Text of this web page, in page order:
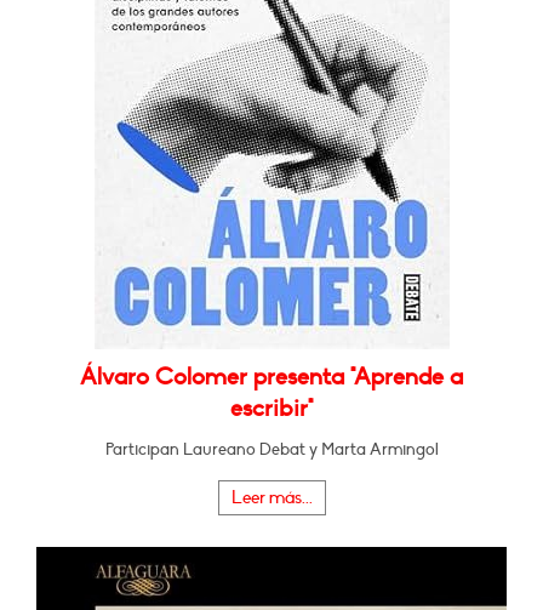
Álvaro Colomer presenta "Aprende a
escribir"
Participan Laureano Debat y Marta Armingol
Leer más...